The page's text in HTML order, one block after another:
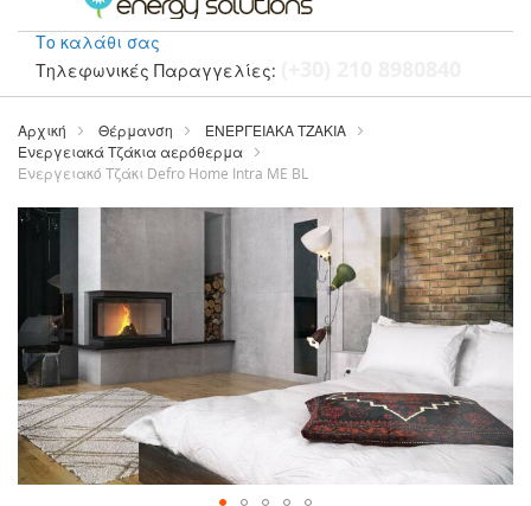
Το καλάθι σας
Τηλεφωνικές Παραγγελίες:
Μετάβαση
περιεχόμενο
Αρχική Θέρμανση
ΕΝΕΡΓΕΙΑΚΑ ΤΖΑΚΙΑ
Ενεργειακά Τζάκια αερόθερμα
Ενεργειακό Τζάκι Defro Home Intra ME BL
Μετάβαση
τέλος
συλλογής
εικόνων